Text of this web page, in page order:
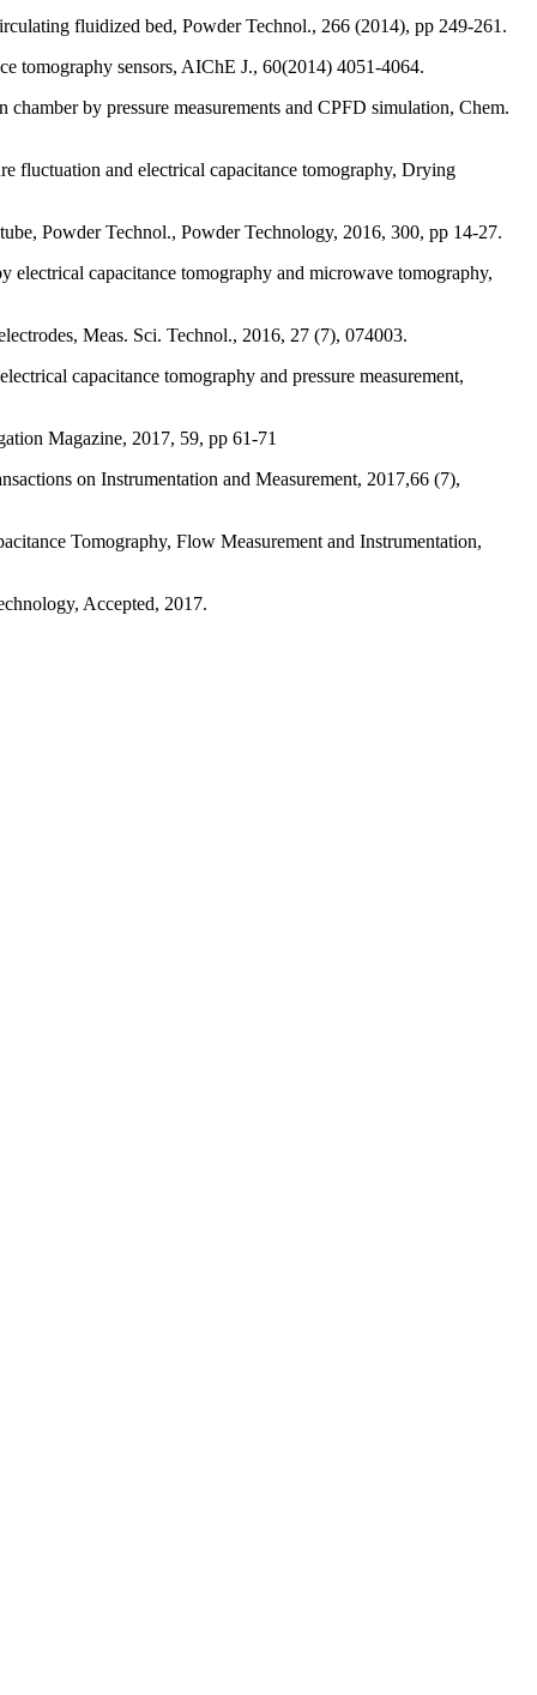
fluidized bed, Powder Technol., 266 (2014), pp 249-261.
tomography sensors, AIChE J., 60(2014) 4051-4064.
by pressure measurements and CPFD simulation, Chem.
fluctuation and electrical capacitance tomography, Drying
Powder Technol., Powder Technology, 2016, 300, pp 14-27.
capacitance tomography and microwave tomography,
Meas. Sci. Technol., 2016, 27 (7), 074003.
capacitance tomography and pressure measurement,
Magazine, 2017, 59, pp 61-71
on Instrumentation and Measurement, 2017,66 (7),
Tomography, Flow Measurement and Instrumentation,
Accepted, 2017.